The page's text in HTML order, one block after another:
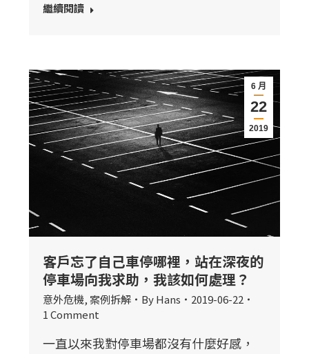
繼續閱讀
6 月
22
2019
客戶忘了自己車停哪裡，站在深夜的
停車場向我求助，我該如何處理？
意外危機,案例拆解 ByHans
2019-06-22
1 Comment
一直以來我對停車場都沒有什麼好感，